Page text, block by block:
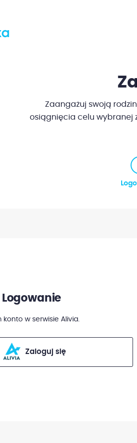
Zaangażuj swoją
osiągnięcia celu wybranej
Logowanie
konto w serwisie Alivia.
Zaloguj się